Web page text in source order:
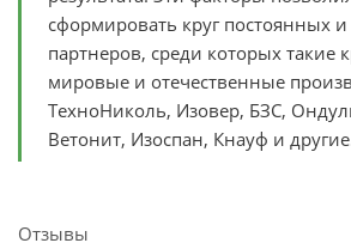
сформировать круг постоянных
партнеров, среди которых такие
мировые и отечественные
ТехноНиколь, Изовер, БЗС,
Ветонит, Изоспан, Кнауф и
Отзывы